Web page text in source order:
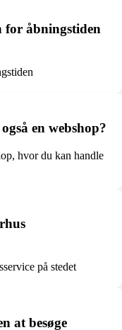
for åbningstiden
en webshop?
hvor du kan handle
på stedet
at besøge